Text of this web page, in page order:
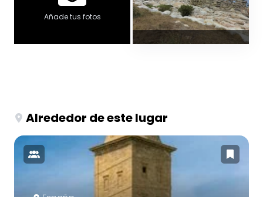
Añade tus fotos
Alrededor de este lugar